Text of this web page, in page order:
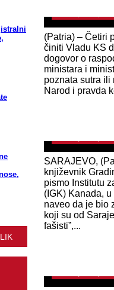
(Patria) – Četiri
činiti Vladu KS
dogovor o
ministara i
poznata sutra ili
Narod i pravda
PODRŠKA
Gojer:
SARAJEVO,
književnik
pismo Institutu
(IGK) Kanada,
naveo da je bio
koji su od
fašisti”,...
BOSANSKA
regiona
Izetbegović: